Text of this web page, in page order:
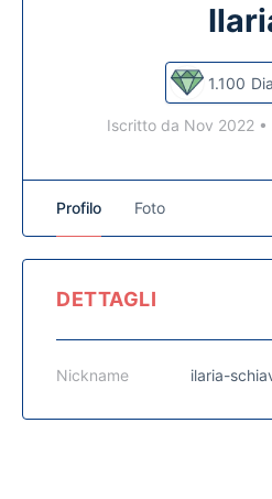
1.100
Iscritto da Nov 2022 •
Profilo Foto
DETTAGLI
Nickname ilaria-